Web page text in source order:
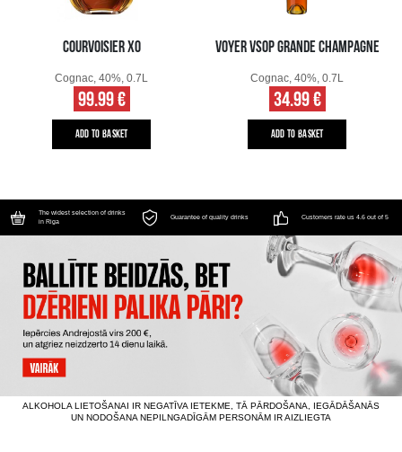
COURVOISIER XO
Cognac, 40%, 0.7L
99.99 €
ADD TO BASKET
VOYER VSOP GRANDE CHAMPAGNE
Cognac, 40%, 0.7L
34.99 €
ADD TO BASKET
The widest selection of drinks
in Riga
Guarantee of quality drinks Customers rate us 4.6 out of 5
ALKOHOLA LIETOŠANAI IR NEGATĪVA IETEKME, TĀ PĀRDOŠANA, IEGĀDĀŠANĀS
UN NODOŠANA NEPILNGADĪGĀM PERSONĀM IR AIZLIEGTA